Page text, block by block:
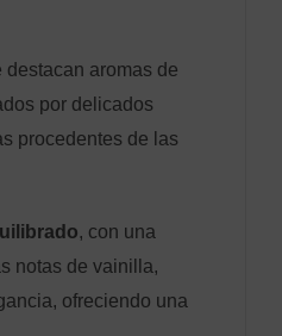
aromas de
por delicados
procedentes de las
, con una
notas de vainilla,
ofreciendo una